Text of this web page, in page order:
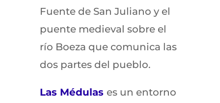
Fuente de San Juliano y el
puente medieval sobre el
río Boeza que comunica las
dos partes del pueblo.
Las Médulas es un entorno